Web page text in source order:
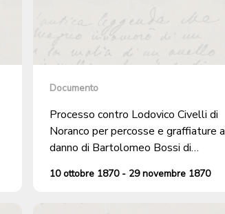
Documento
Processo contro Lodovico Civelli di
Noranco per percosse e graffiature a
danno di Bartolomeo Bossi di
Pietro Pambio
10 ottobre 1870 - 29 novembre 1870